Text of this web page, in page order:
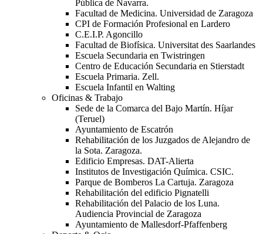
Pública de Navarra.
Facultad de Medicina. Universidad de Zaragoza
CPI de Formación Profesional en Lardero
C.E.I.P. Agoncillo
Facultad de Biofísica. Universitat des Saarlandes
Escuela Secundaria en Twistringen
Centro de Educación Secundaria en Stierstadt
Escuela Primaria. Zell.
Escuela Infantil en Walting
Oficinas & Trabajo
Sede de la Comarca del Bajo Martín. Híjar
(Teruel)
Ayuntamiento de Escatrón
Rehabilitación de los Juzgados de Alejandro de
la Sota. Zaragoza.
Edificio Empresas. DAT-Alierta
Institutos de Investigación Química. CSIC.
Parque de Bomberos La Cartuja. Zaragoza
Rehabilitación del edificio Pignatelli
Rehabilitación del Palacio de los Luna.
Audiencia Provincial de Zaragoza
Ayuntamiento de Mallesdorf-Pfaffenberg